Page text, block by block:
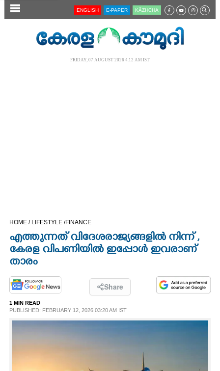
SECTIONS
OPINION
PHOTOS
LIFESTYLE
ENGLISH E-PAPER KĀZHCHA
FRIDAY, 07 AUGUST 2026 4.12 AM IST
HOME / LIFESTYLE /FINANCE
എത്തുന്നത് വിദേശരാജ്യങ്ങളിൽ നിന്ന് ,
കേരള വിപണിയിൽ ഇപ്പോൾ ഇവരാണ്
താരം
Share
1 MIN READ
PUBLISHED: FEBRUARY 12, 2026 03:20 AM IST